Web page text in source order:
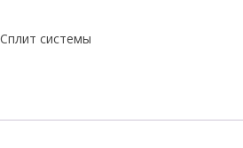
Сплит системы